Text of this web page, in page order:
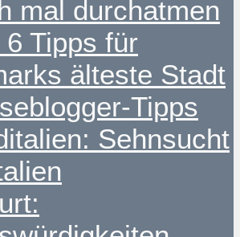
mal durchatmen
6 Tipps für
älteste Stadt
Tipps
Sehnsucht